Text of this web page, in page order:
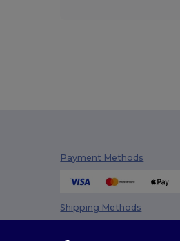
Payment Methods
Shipping Methods